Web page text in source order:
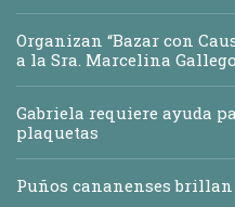
Organizan “Bazar con
a la Sra. Marcelina
Gabriela requiere ayuda
plaquetas
Puños cananenses brillan